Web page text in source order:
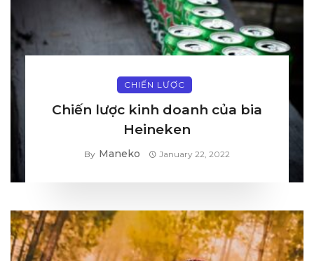
CHIẾN LƯỢC
Chiến lược kinh doanh của bia
Heineken
By Maneko January 22, 2022